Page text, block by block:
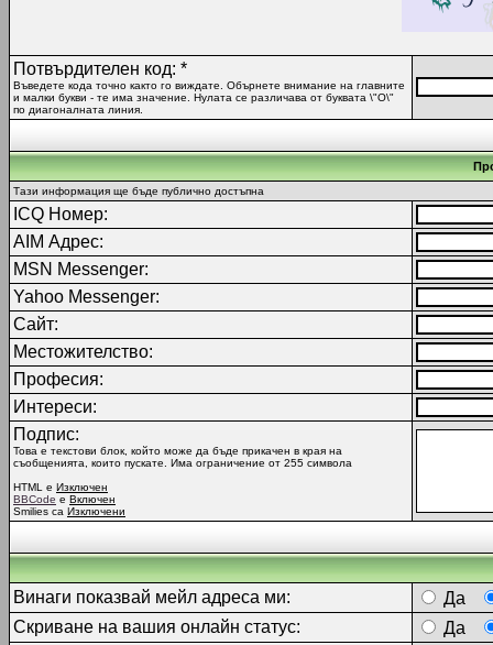
Потвърдителен код: *
Въведете кода точно както го виждате. Обърнете внимание на главните
и малки букви - те има значение. Нулата се различава от буквата \"O\"
по диагоналната линия.
Тази информация ще бъде публично достъпна
ICQ Номер:
AIM Адрес:
MSN Messenger:
Yahoo Messenger:
Сайт:
Местожителство:
Професия:
Интереси:
Подпис:
Това е текстови блок, който може да бъде прикачен в края на
съобщенията, които пускате. Има ограничение от 255 символа
HTML е Изключен
BBCode е Включен
Smilies са Изключени
Винаги показвай мейл адреса ми:
Да
Скриване на вашия онлайн статус:
Да